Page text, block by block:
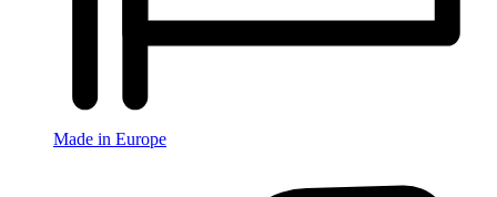
Made in Europe